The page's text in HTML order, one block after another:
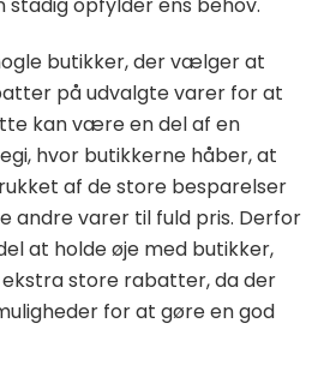
butikker, der vælger at
på udvalgte varer for at
kan være en del af en
hvor butikkerne håber, at
af de store besparelser
andre varer til fuld pris. Derfor
at holde øje med butikker,
store rabatter, da der
for at gøre en god